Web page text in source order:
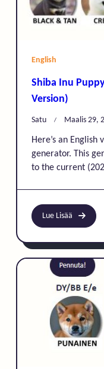
English
Shiba Inu
Version)
Satu Maalis 29,
Here’s an
generator. This
to the current
Lue Lisää